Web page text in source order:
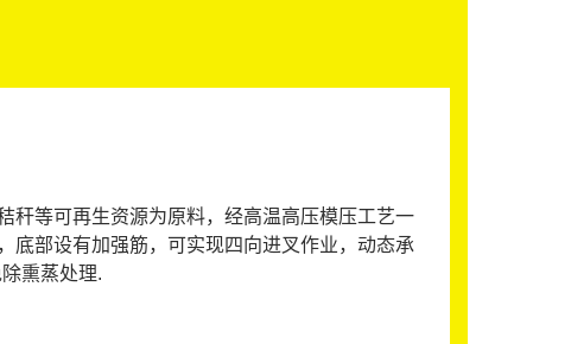
秆等可再生资源为原料，经高温高压模压工艺一
底部设有加强筋，可实现四向进叉作业，动态承
熏蒸处理.